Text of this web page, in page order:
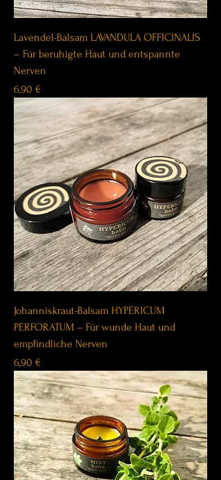
Lavendel-Balsam LAVANDULA OFFICINALIS
– Für beruhigte Haut und entspannte
Nerven
Price
6,90 €
Johanniskraut-Balsam HYPERICUM
PERFORATUM – Für wunde Haut und
empfindliche Nerven
Price
6,90 €